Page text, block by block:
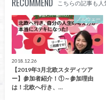
RECOMMEND こちらの記事も人
ノルウェー
2018.12.26
【2019年3月北欧スタディツア
ー】参加者紹介！①～参加理由
は！北欧へ行き、…